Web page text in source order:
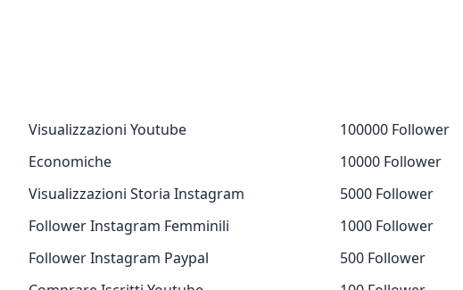
Visualizzazioni Youtube
Economiche
Visualizzazioni Storia Instagram
Follower Instagram Femminili
Follower Instagram Paypal
100000 Follower
10000 Follower
5000 Follower
1000 Follower
500 Follower